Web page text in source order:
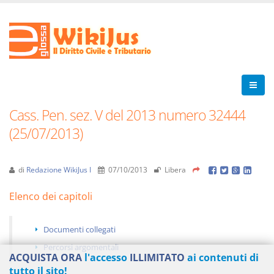
Cass. Pen. sez. V del 2013 numero 32444
(25/07/2013)
di Redazione WikiJus I 07/10/2013 Libera
Elenco dei capitoli
Documenti collegati
Percorsi argomentali
ACQUISTA ORA l'accesso ILLIMITATO ai contenuti di
tutto il sito!